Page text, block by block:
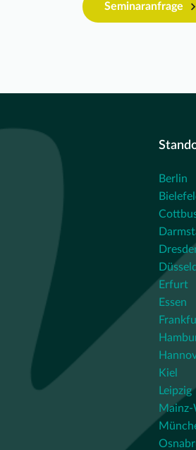
Seminaranfrage
Berlin
Erfurt
Essen
Kiel
Leipzig
Mainz-